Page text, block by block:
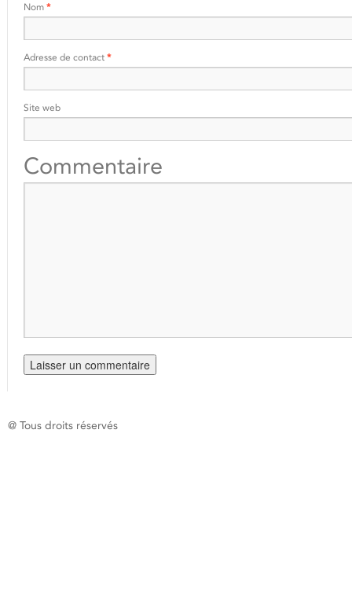
Nom *
Adresse de contact *
Site web
Commentaire
@ Tous droits réservés